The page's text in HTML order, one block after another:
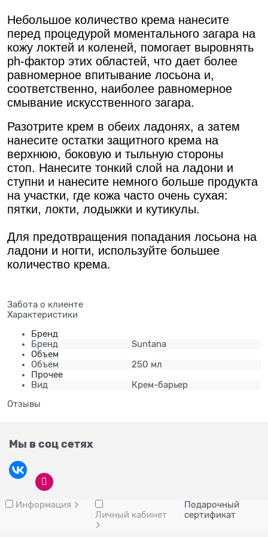
Небольшое количество крема нанесите
перед процедурой моментального загара на
кожу локтей и коленей, помогает выровнять
ph-фактор этих областей, что дает более
равномерное впитывание лосьона и,
соответственно, наиболее равномерное
смывание искусственного загара.
Разотрите крем в обеих ладонях, а затем
нанесите остатки защитного крема на
верхнюю, боковую и тыльную стороны
стоп. Нанесите тонкий слой на ладони и
ступни и нанесите немного больше продукта
на участки, где кожа часто очень сухая:
пятки, локти, лодыжки и кутикулы.
Для предотвращения попадания лосьона на
ладони и ногти, используйте большее
количество крема.
Забота о клиенте
Характеристики
Бренд
Бренд
Suntana
Объем
Объем
250 мл
Прочее
Вид
Крем-барьер
Отзывы
Мы в соц сетях
Информация
Личный кабинет
Подарочный
сертификат